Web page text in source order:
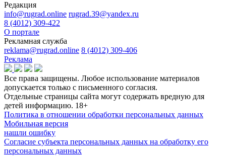
Редакция
info@rugrad.online rugrad.39@yandex.ru
8 (4012) 309-422
О портале
Рекламная служба
reklama@rugrad.online 8 (4012) 309-406
Реклама
Все права защищены. Любое использование материалов
допускается только с письменного согласия.
Отдельные страницы сайта могут содержать вредную для
детей информацию. 18+
Политика в отношении обработки персональных данных
Мобильная версия
нашли ошибку
Согласие субъекта персональных данных на обработку его
персональных данных